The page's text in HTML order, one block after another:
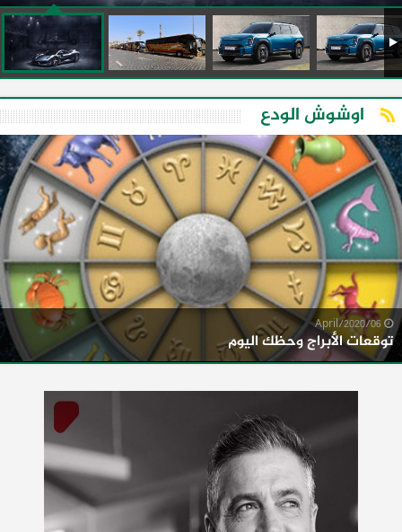
اوشوش الودع
توقعات الأبراج وحظك اليوم